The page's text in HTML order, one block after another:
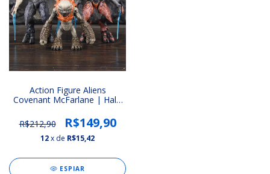
Action Figure Aliens
Covenant McFarlane | Halo
R$212,90
R$149,90
12x de R$15,42
ESPIAR